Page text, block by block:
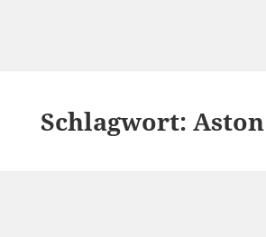
Schlagwort: